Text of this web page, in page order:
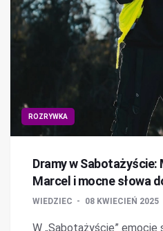
ROZRYWKA
Dramy w
Marcel i mocne słowa
WIEDZIEC 08 KWIECIEŃ 2025
W „Sabotażyście” emocje